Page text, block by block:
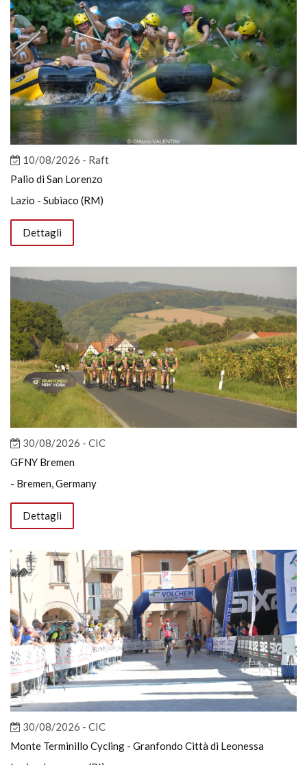
10/08/2026 - Raft
Palio di San Lorenzo
Lazio - Subiaco (RM)
Dettagli
30/08/2026 - CIC
GFNY Bremen
- Bremen, Germany
Dettagli
30/08/2026 - CIC
Monte Terminillo Cycling - Granfondo Città di Leonessa